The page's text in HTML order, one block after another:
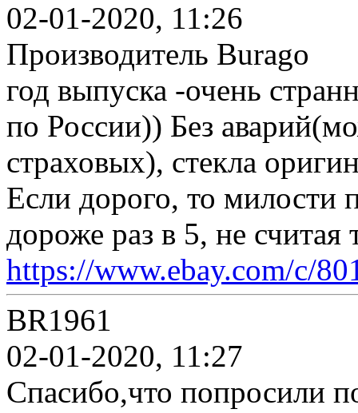
02-01-2020, 11:26
Производитель Burago
год выпуска -очень
по России)) Без
страховых), стекла
Если дорого, то милости
дороже раз в 5, не
https://www.ebay.com/c/
BR1961
02-01-2020, 11:27
Спасибо,что попросили